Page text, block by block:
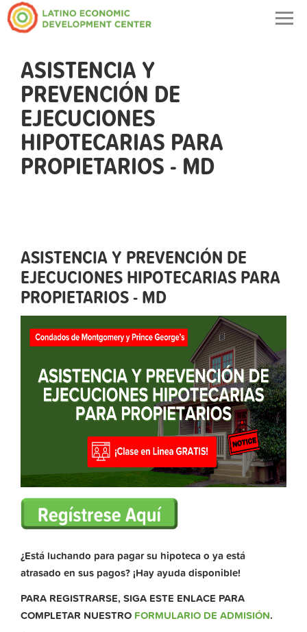
ASISTENCIA Y
PREVENCIÓN DE
EJECUCIONES
HIPOTECARIAS PARA
PROPIETARIOS - MD
ASISTENCIA Y PREVENCIÓN DE
EJECUCIONES HIPOTECARIAS PARA
PROPIETARIOS - MD
¿Está luchando para pagar su hipoteca o ya está
atrasado en sus pagos? ¡Hay ayuda disponible!
PARA REGISTRARSE, SIGA ESTE ENLACE PARA
COMPLETAR NUESTRO FORMULARIO DE ADMISIÓN.